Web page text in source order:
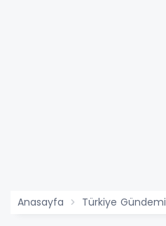
Anasayfa Türkiye Gündemi